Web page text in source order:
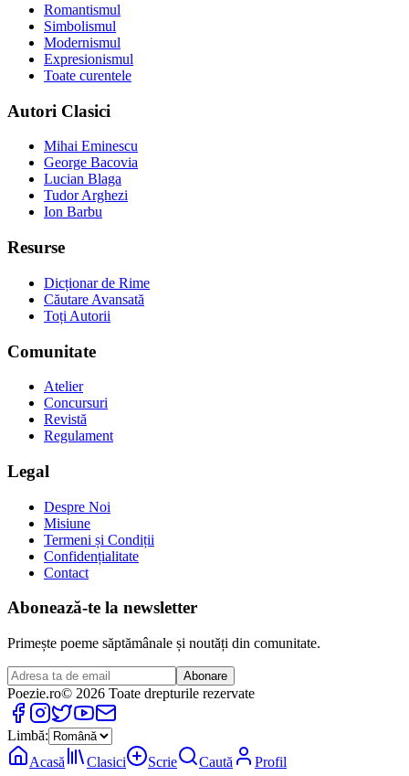
Romantismul
Simbolismul
Modernismul
Expresionismul
Toate curentele
Autori Clasici
Mihai Eminescu
George Bacovia
Lucian Blaga
Tudor Arghezi
Ion Barbu
Resurse
Dicționar de Rime
Căutare Avansată
Toți Autorii
Comunitate
Atelier
Concursuri
Revistă
Regulament
Legal
Despre Noi
Misiune
Termeni și Condiții
Confidențialitate
Contact
Abonează-te la newsletter
Primește poeme săptămânale și noutăți din comunitate.
Abonare
Poezie.ro© 2026 Toate drepturile rezervate
Limbă:
Acasă
Clasici Scrie Caută Profil